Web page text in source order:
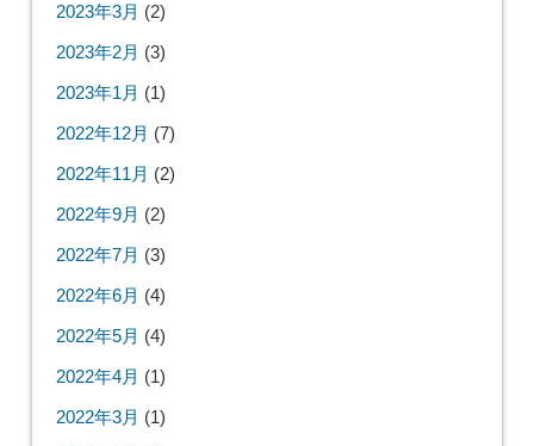
2023年3月 (2)
2023年2月 (3)
2023年1月 (1)
2022年12月 (7)
2022年11月 (2)
2022年9月 (2)
2022年7月 (3)
2022年6月 (4)
2022年5月 (4)
2022年4月 (1)
2022年3月 (1)